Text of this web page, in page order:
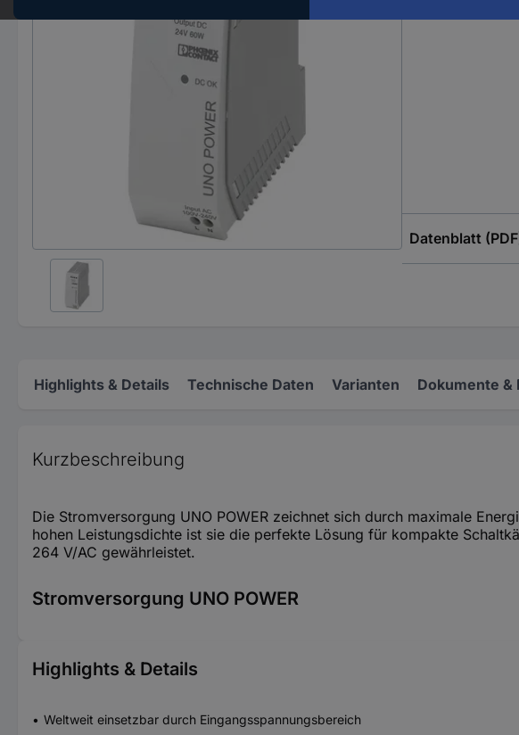
Datenblatt
Highlights & Details Technische Daten Varianten Dokumente &
Kurzbeschreibung
Die Stromversorgung UNO POWER zeichnet sich durch maximale
hohen Leistungsdichte ist sie die perfekte Lösung für kompakte
264 V/AC gewährleistet.
Stromversorgung UNO POWER
Highlights & Details
Weltweit einsetzbar durch Eingangsspannungsbereich